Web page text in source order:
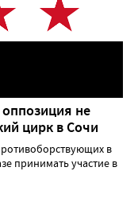
не
цирк в Сочи
в
принимать участие в